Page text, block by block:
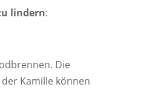
lindern:
Die
Kamille können